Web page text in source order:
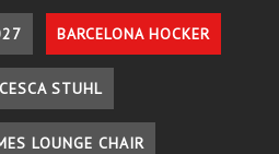
BARCELONA HOCKER
CESCA STUHL
LOUNGE CHAIR